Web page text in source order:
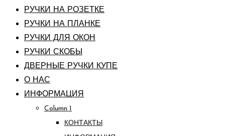
РУЧКИ НА РОЗЕТКЕ
РУЧКИ НА ПЛАНКЕ
РУЧКИ ДЛЯ ОКОН
РУЧКИ СКОБЫ
ДВЕРНЫЕ РУЧКИ КУПЕ
О НАС
ИНФОРМАЦИЯ
Column 1
КОНТАКТЫ